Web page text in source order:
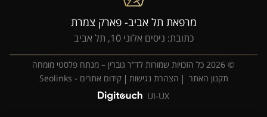
מרפאת תל אביב- פארק צמרת
כתובת: ניסים אלוני 10, תל אביב
© 2026 כל הזכויות שמורות לד”ר גוברין – מנתח פלסטי מומחה
תקנון האתר
הצהרת נגישות
קידום אתרים - Seolinks
UI-UX